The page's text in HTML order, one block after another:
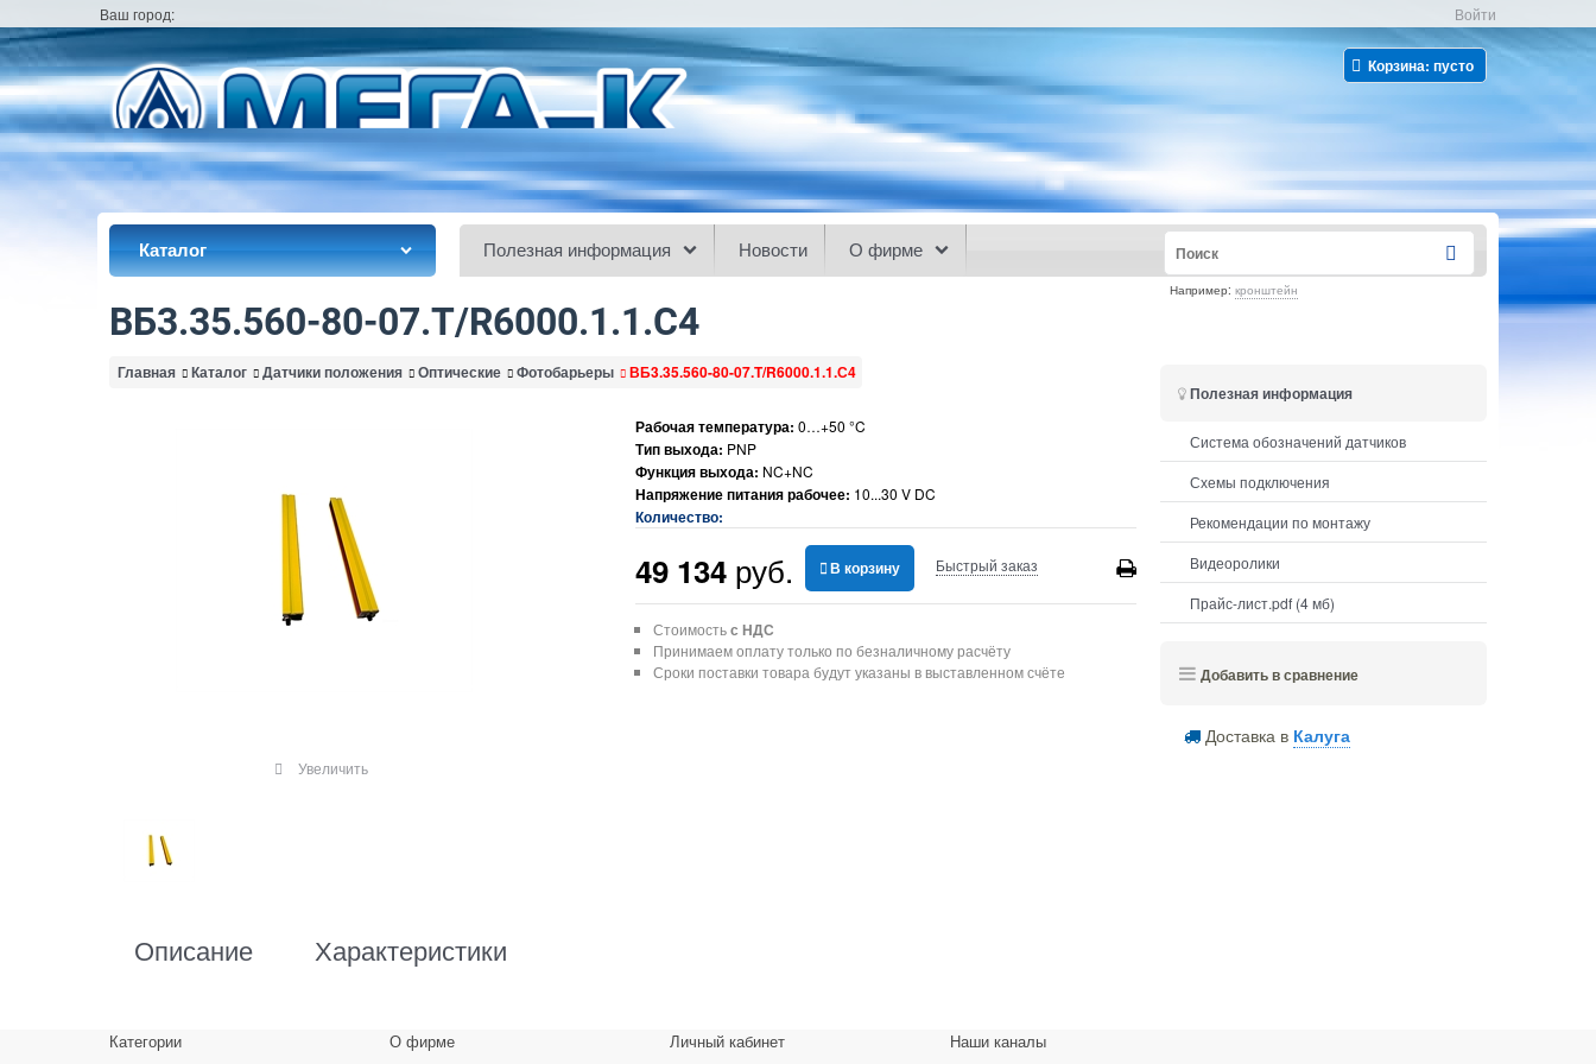
Ваш город: Войти
Корзина: пусто
Каталог Полезная информация Новости О фирме
Например: кронштейн
ВБ3.35.560-80-07.T/R6000.1.1.С4
Главная Каталог Датчики положения Оптические Фотобарьеры ВБ3.35.560-80-07.T/R6000.1.1.С4
Увеличить
Рабочая температура: 0…+50 °C
Тип выхода: PNP
Функция выхода: NC+NC
Напряжение питания рабочее: 10...30 V DC
Количество:
49 134 руб. В корзину Быстрый заказ
Стоимостьс НДС
Принимаем оплату только по безналичному расчёту
Сроки поставки товара будут указаны в выставленном счёте
Описание Характеристики
Полезная информация
Система обозначений датчиков
Схемы подключения
Рекомендации по монтажу
Видеоролики
Прайс-лист.pdf (4 мб)
Добавить в сравнение
Доставка в Калуга
Категории О фирме Личный кабинет Наши каналы